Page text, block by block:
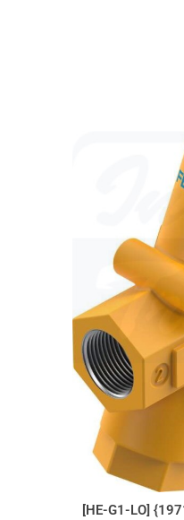
[HE-G1-LO]